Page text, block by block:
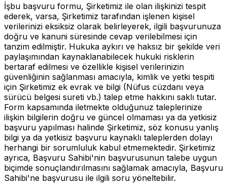
İşbu başvuru formu, Şirketimiz ile olan ilişkinizi tespit
ederek, varsa, Şirketimiz tarafından işlenen kişisel
verilerinizi eksiksiz olarak belirleyerek, ilgili başvurunuza
doğru ve kanuni süresinde cevap verilebilmesi için
tanzim edilmiştir. Hukuka aykırı ve haksız bir şekilde veri
paylaşımından kaynaklanabilecek hukuki risklerin
bertaraf edilmesi ve özellikle kişisel verilerinizin
güvenliğinin sağlanması amacıyla, kimlik ve yetki tespiti
için Şirketimiz ek evrak ve bilgi (Nüfus cüzdanı veya
sürücü belgesi sureti vb.) talep etme hakkını saklı tutar.
Form kapsamında iletmekte olduğunuz taleplerinize
ilişkin bilgilerin doğru ve güncel olmaması ya da yetkisiz
başvuru yapılması halinde Şirketimiz, söz konusu yanlış
bilgi ya da yetkisiz başvuru kaynaklı taleplerden dolayı
herhangi bir sorumluluk kabul etmemektedir. Şirketimiz
ayrıca, Başvuru Sahibi'nin başvurusunun talebe uygun
biçimde sonuçlandırılmasını sağlamak amacıyla, Başvuru
Sahibi'ne başvurusu ile ilgili soru yöneltebilir.